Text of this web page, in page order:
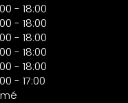
- 18:00
- 18:00
- 18:00
- 18:00
- 18:00
- 17:00